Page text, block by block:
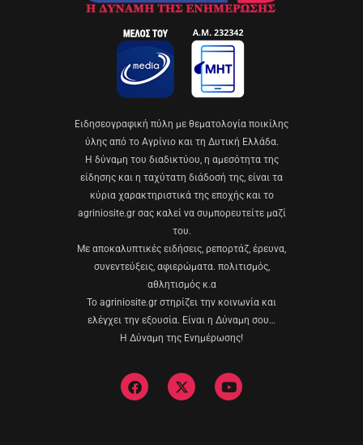
Eιδησεογραφική πύλη με θεματολογία ποικίλης
ύλης από το Αγρίνιο και τη Δυτική Ελλάδα.
Η δύναμη του διαδικτύου, η αμεσότητα της
είδησης και η ταχύτατη διάδοσή της, είναι τα
κύρια χαρακτηριστικά της εποχής και το
agriniosite.gr σας καλεί να συμπορευτείτε μαζί
του.
Με αποκαλυπτικές ειδήσεις, ρεπορτάζ, έρευνα,
συνεντεύξεις, αφιερώματα. πολιτισμός,
αθλητισμός κ.α
Το agriniosite.gr στηρίζει την κοινωνία και
ελέγχει την εξουσία. Είναι η Δύναμη σου…
Η Δύναμη της Ενημέρωσης!